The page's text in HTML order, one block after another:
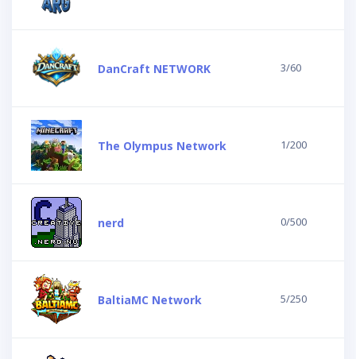
DanCraft NETWORK 3/60
The Olympus Network 1/200
nerd 0/500
BaltiaMC Network 5/250